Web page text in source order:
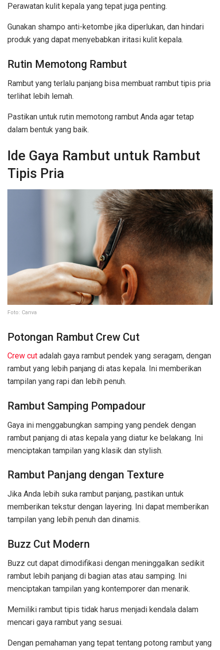
Perawatan kulit kepala yang tepat juga penting.
Gunakan shampo anti-ketombe jika diperlukan, dan hindari
produk yang dapat menyebabkan iritasi kulit kepala.
Rutin Memotong Rambut
Rambut yang terlalu panjang bisa membuat rambut tipis pria
terlihat lebih lemah.
Pastikan untuk rutin memotong rambut Anda agar tetap
dalam bentuk yang baik.
Ide Gaya Rambut untuk Rambut
Tipis Pria
Foto: Canva
Potongan Rambut Crew Cut
Crew cut adalah gaya rambut pendek yang seragam, dengan
rambut yang lebih panjang di atas kepala. Ini memberikan
tampilan yang rapi dan lebih penuh.
Rambut Samping Pompadour
Gaya ini menggabungkan samping yang pendek dengan
rambut panjang di atas kepala yang diatur ke belakang. Ini
menciptakan tampilan yang klasik dan stylish.
Rambut Panjang dengan Texture
Jika Anda lebih suka rambut panjang, pastikan untuk
memberikan tekstur dengan layering. Ini dapat memberikan
tampilan yang lebih penuh dan dinamis.
Buzz Cut Modern
Buzz cut dapat dimodifikasi dengan meninggalkan sedikit
rambut lebih panjang di bagian atas atau samping. Ini
menciptakan tampilan yang kontemporer dan menarik.
Memiliki rambut tipis tidak harus menjadi kendala dalam
mencari gaya rambut yang sesuai.
Dengan pemahaman yang tepat tentang potong rambut yang